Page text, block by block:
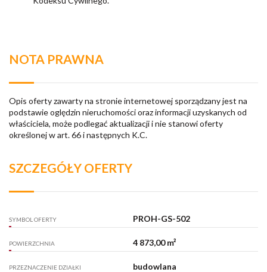
NOTA PRAWNA
Opis oferty zawarty na stronie internetowej sporządzany jest na
podstawie oględzin nieruchomości oraz informacji uzyskanych od
właściciela, może podlegać aktualizacji i nie stanowi oferty
określonej w art. 66 i następnych K.C.
SZCZEGÓŁY OFERTY
SYMBOL OFERTY PROH-GS-502
POWIERZCHNIA 4 873,00 m²
PRZEZNACZENIE DZIAŁKI budowlana